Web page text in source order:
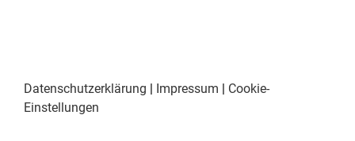
Datenschutzerklärung Impressum
Cookie-
Einstellungen